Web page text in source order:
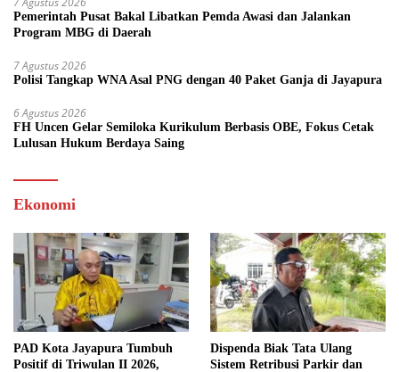
Pemerintah Pusat Bakal Libatkan Pemda Awasi dan Jalankan
Program MBG di Daerah
7 Agustus 2026
Polisi Tangkap WNA Asal PNG dengan 40 Paket Ganja di Jayapura
6 Agustus 2026
FH Uncen Gelar Semiloka Kurikulum Berbasis OBE, Fokus Cetak
Lulusan Hukum Berdaya Saing
Ekonomi
PAD Kota Jayapura Tumbuh
Positif di Triwulan II 2026,
Dispenda Biak Tata Ulang
Sistem Retribusi Parkir dan